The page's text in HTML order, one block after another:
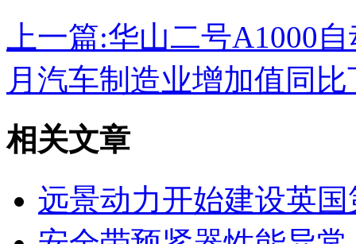
上一篇:华山二号A1000
月汽车制造业增加值同比
相关文章
远景动力开始建设英